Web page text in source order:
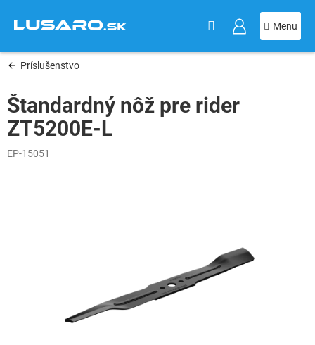
obsah
Príslušenstvo
Štandardný nôž pre rider
ZT5200E-L
EP-15051